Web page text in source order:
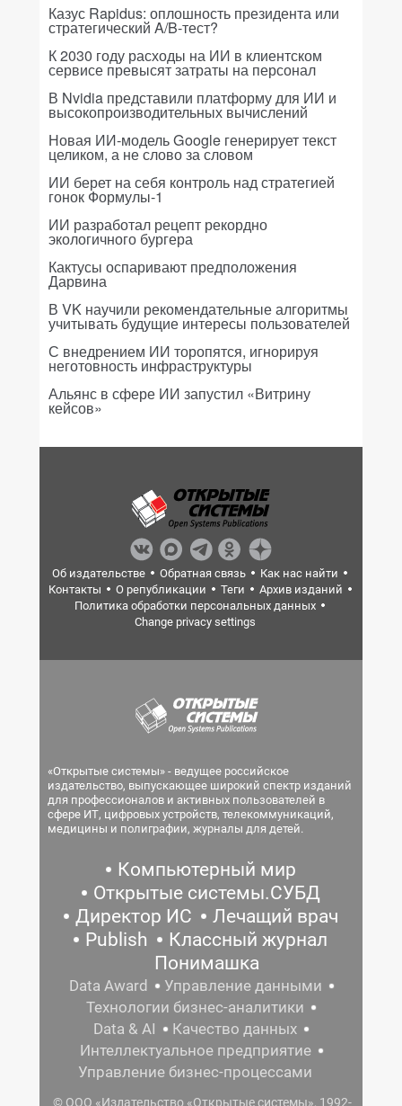
Казус Rapidus: оплошность президента или
стратегический A/B-тест?
К 2030 году расходы на ИИ в клиентском
сервисе превысят затраты на персонал
В Nvidia представили платформу для ИИ и
высокопроизводительных вычислений
Новая ИИ-модель Google генерирует текст
целиком, а не слово за словом
ИИ берет на себя контроль над стратегией
гонок Формулы-1
ИИ разработал рецепт рекордно
экологичного бургера
Кактусы оспаривают предположения
Дарвина
В VK научили рекомендательные алгоритмы
учитывать будущие интересы пользователей
С внедрением ИИ торопятся, игнорируя
неготовность инфраструктуры
Альянс в сфере ИИ запустил «Витрину
кейсов»
Об издательстве Обратная связь
Как нас найти
Контакты
О републикации Теги
Архив изданий
Политика обработки персональных данных
Change privacy settings
«Открытые системы» - ведущее российское
издательство, выпускающее широкий спектр изданий
для профессионалов и активных пользователей в
сфере ИТ, цифровых устройств, телекоммуникаций,
медицины и полиграфии, журналы для детей.
Компьютерный мир
Открытые системы.СУБД
Директор ИС
Лечащий врач
Publish
Классный журнал
Понимашка
Data Award
Управление данными
Технологии бизнес-аналитики
Data & AI
Качество данных
Интеллектуальное предприятие
Управление бизнес-процессами
© ООО «Издательство «Открытые системы», 1992-